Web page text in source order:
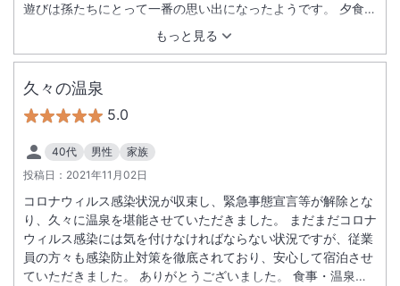
もっと見る
遊びは孫たちにとって一番の思い出になったようです。 夕食の
創作料理も大変美味しく頂きました。おかげでお酒も進み楽し
い食事会となりました。 ホテル業界もまだまだ厳しいとは思い
ますが次回伺った時も温かいおもてなし宜しくお願い致しま
す。
久々の温泉
5.0
40代 男性
家族
投稿日： 2021年11月02日
コロナウィルス感染状況が収束し、緊急事態宣言等が解除とな
り、久々に温泉を堪能させていただきました。 まだまだコロナ
ウィルス感染には気を付けなければならない状況ですが、従業
員の方々も感染防止対策を徹底されており、安心して宿泊させ
ていただきました。 ありがとうございました。 食事・温泉・